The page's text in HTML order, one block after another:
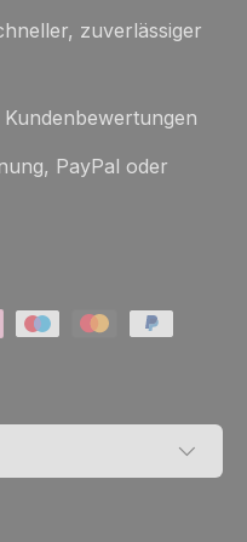
zuverlässiger
PayPal oder